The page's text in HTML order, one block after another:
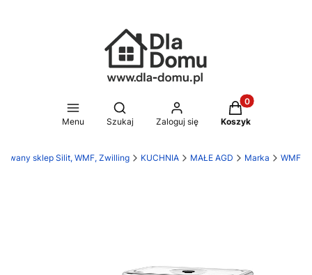
Menu
Otwórz wyszukiwarkę
Szukaj Zaloguj się
Produkty w
Koszyk
sklep Silit, WMF, Zwilling KUCHNIA MAŁE AGD Marka WMF